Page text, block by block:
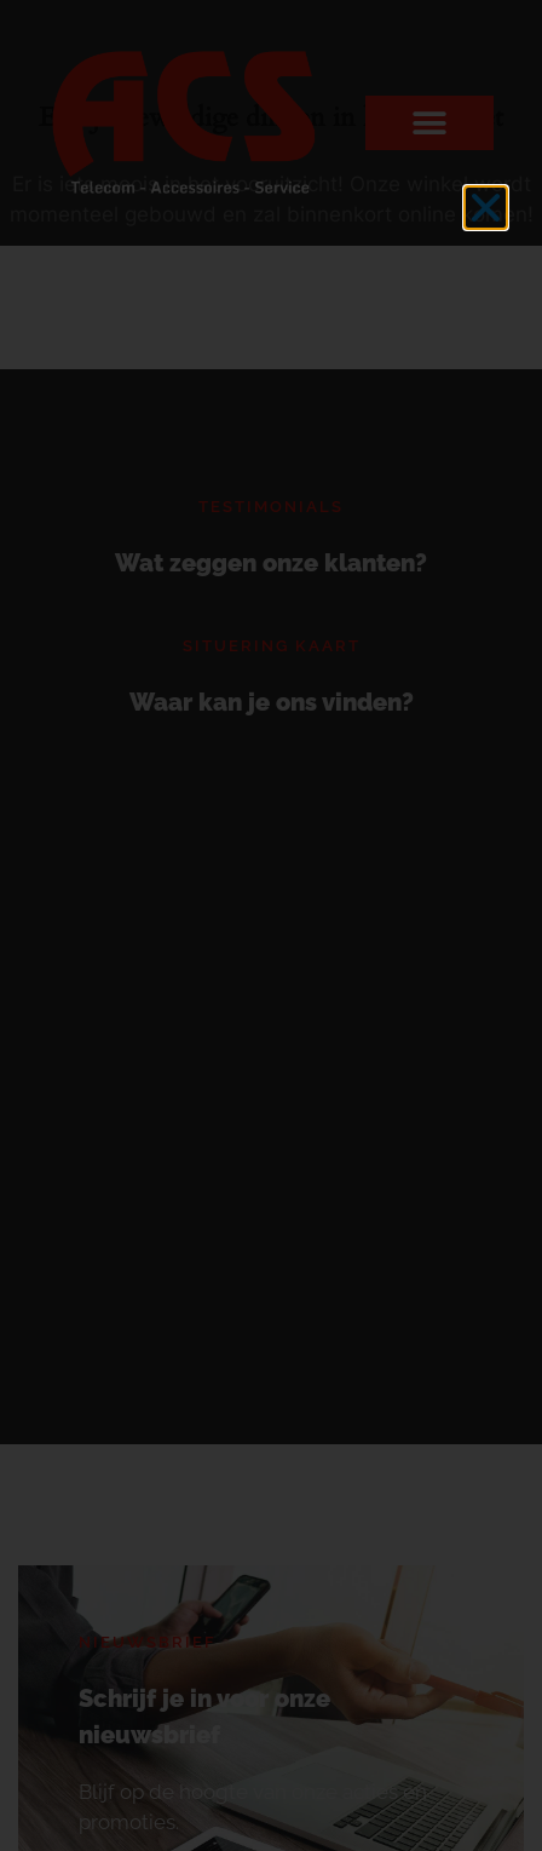
Er zijn geweldige dingen in het verschiet
Er is iets moois in het vooruitzicht! Onze winkel wordt
momenteel gebouwd en zal binnenkort online komen!
TESTIMONIALS
Wat zeggen onze klanten?
SITUERING KAART
Waar kan je ons vinden?
NIEUWSBRIEF
Schrijf je in voor onze
nieuwsbrief
Blijf op de hoogte van onze acties en
promoties.